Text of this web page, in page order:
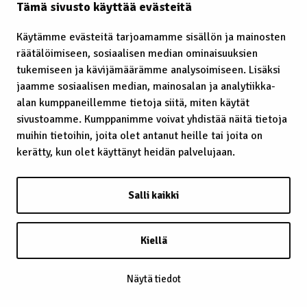
Tämä sivusto käyttää evästeitä
Käytämme evästeitä tarjoamamme sisällön ja mainosten
räätälöimiseen, sosiaalisen median ominaisuuksien
tukemiseen ja kävijämäärämme analysoimiseen. Lisäksi
jaamme sosiaalisen median, mainosalan ja analytiikka-
alan kumppaneillemme tietoja siitä, miten käytät
sivustoamme. Kumppanimme voivat yhdistää näitä tietoja
muihin tietoihin, joita olet antanut heille tai joita on
kerätty, kun olet käyttänyt heidän palvelujaan.
Salli kaikki
Kiellä
Näytä tiedot
Laavu – lávvu
Laidunrauha
Lainatut perinteet
Lainsäädäntö
Lapin kaste
Lappalainen
Lapsiin kohdistunut häirintä